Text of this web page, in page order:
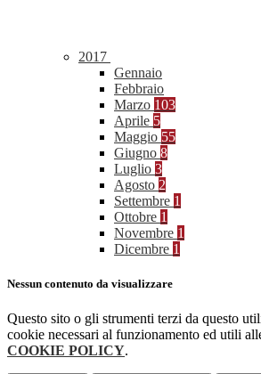
2017
Gennaio
Febbraio
Marzo 103
Aprile 5
Maggio 55
Giugno 8
Luglio 3
Agosto 2
Settembre 1
Ottobre 1
Novembre 1
Dicembre 1
Nessun contenuto da visualizzare
Questo sito o gli strumenti terzi da questo
cookie necessari al funzionamento ed utili
COOKIE POLICY.